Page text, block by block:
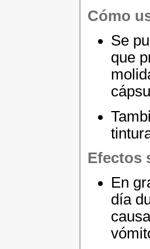
Cómo
Se
que
Efectos
En
día